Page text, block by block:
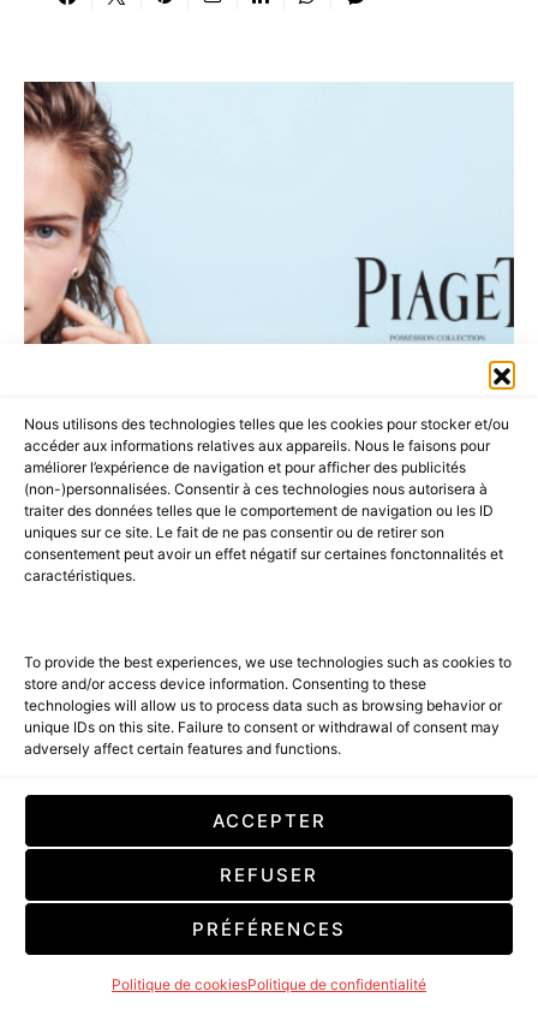
Nous utilisons des technologies telles que les cookies pour stocker et/ou
accéder aux informations relatives aux appareils. Nous le faisons pour
améliorer l’expérience de navigation et pour afficher des publicités
(non-)personnalisées. Consentir à ces technologies nous autorisera à
traiter des données telles que le comportement de navigation ou les ID
uniques sur ce site. Le fait de ne pas consentir ou de retirer son
consentement peut avoir un effet négatif sur certaines fonctonnalités et
caractéristiques.
To provide the best experiences, we use technologies such as cookies to
store and/or access device information. Consenting to these
technologies will allow us to process data such as browsing behavior or
unique IDs on this site. Failure to consent or withdrawal of consent may
adversely affect certain features and functions.
ACCEPTER
REFUSER
PRÉFÉRENCES
Politique de cookiesPolitique de confidentialité
PIAGET is a Lifestyle
4 MINUTE READ